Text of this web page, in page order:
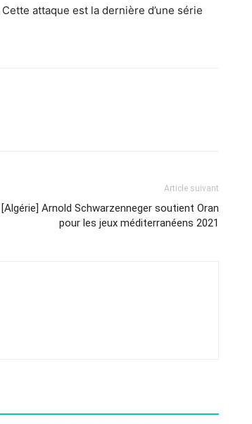
attaque est la dernière d’une série
Article suivant
[Algérie] Arnold Schwarzenneger soutient Oran
pour les jeux méditerranéens 2021